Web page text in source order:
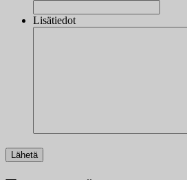
Lisätiedot